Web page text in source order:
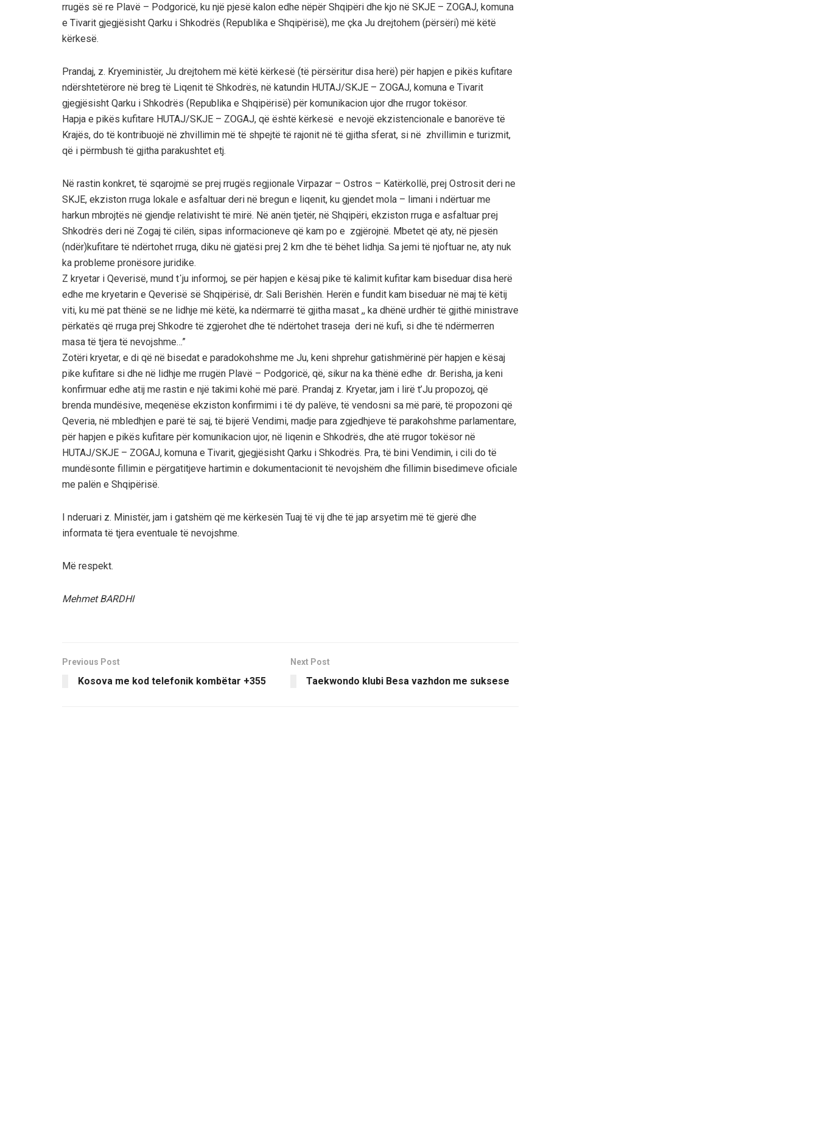
rrugës së re Plavë – Podgoricë, ku një pjesë kalon edhe nëpër Shqipëri dhe kjo në SKJE – ZOGAJ, komuna
e Tivarit gjegjësisht Qarku i Shkodrës (Republika e Shqipërisë), me çka Ju drejtohem (përsëri) më këtë
kërkesë.
Prandaj, z. Kryeministër, Ju drejtohem më këtë kërkesë (të përsëritur disa herë) për hapjen e pikës kufitare
ndërshtetërore në breg të Liqenit të Shkodrës, në katundin HUTAJ/SKJE – ZOGAJ, komuna e Tivarit
gjegjësisht Qarku i Shkodrës (Republika e Shqipërisë) për komunikacion ujor dhe rrugor tokësor.
Hapja e pikës kufitare HUTAJ/SKJE – ZOGAJ, që është kërkesë e nevojë ekzistencionale e banorëve të
Krajës, do të kontribuojë në zhvillimin më të shpejtë të rajonit në të gjitha sferat, si në zhvillimin e turizmit,
që i përmbush të gjitha parakushtet etj.
Në rastin konkret, të sqarojmë se prej rrugës regjionale Virpazar – Ostros – Katërkollë, prej Ostrosit deri ne
SKJE, ekziston rruga lokale e asfaltuar deri në bregun e liqenit, ku gjendet mola – limani i ndërtuar me
harkun mbrojtës në gjendje relativisht të mirë. Në anën tjetër, në Shqipëri, ekziston rruga e asfaltuar prej
Shkodrës deri në Zogaj të cilën, sipas informacioneve që kam po e zgjërojnë. Mbetet që aty, në pjesën
(ndër)kufitare të ndërtohet rruga, diku në gjatësi prej 2 km dhe të bëhet lidhja. Sa jemi të njoftuar ne, aty nuk
ka probleme pronësore juridike.
Z kryetar i Qeverisë, mund t᾽ju informoj, se për hapjen e kësaj pike të kalimit kufitar kam biseduar disa herë
edhe me kryetarin e Qeverisë së Shqipërisë, dr. Sali Berishën. Herën e fundit kam biseduar në maj të këtij
viti, ku më pat thënë se ne lidhje më këtë, ka ndërmarrë të gjitha masat ,, ka dhënë urdhër të gjithë ministrave
përkatës që rruga prej Shkodre të zgjerohet dhe të ndërtohet traseja deri në kufi, si dhe të ndërmerren
masa të tjera të nevojshme…”
Zotëri kryetar, e di që në bisedat e paradokohshme me Ju, keni shprehur gatishmërinë për hapjen e kësaj
pike kufitare si dhe në lidhje me rrugën Plavë – Podgoricë, që, sikur na ka thënë edhe dr. Berisha, ja keni
konfirmuar edhe atij me rastin e një takimi kohë më parë. Prandaj z. Kryetar, jam i lirë t’Ju propozoj, që
brenda mundësive, meqenëse ekziston konfirmimi i të dy palëve, të vendosni sa më parë, të propozoni që
Qeveria, në mbledhjen e parë të saj, të bijerë Vendimi, madje para zgjedhjeve të parakohshme parlamentare,
për hapjen e pikës kufitare për komunikacion ujor, në liqenin e Shkodrës, dhe atë rrugor tokësor në
HUTAJ/SKJE – ZOGAJ, komuna e Tivarit, gjegjësisht Qarku i Shkodrës. Pra, të bini Vendimin, i cili do të
mundësonte fillimin e përgatitjeve hartimin e dokumentacionit të nevojshëm dhe fillimin bisedimeve oficiale
me palën e Shqipërisë.
I nderuari z. Ministër, jam i gatshëm që me kërkesën Tuaj të vij dhe të jap arsyetim më të gjerë dhe
informata të tjera eventuale të nevojshme.
Më respekt.
Mehmet BARDHI
Previous Post
Kosova me kod telefonik kombëtar +355
Next Post
Taekwondo klubi Besa vazhdon me suksese